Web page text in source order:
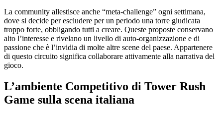
La community allestisce anche “meta-challenge” ogni settimana,
dove si decide per escludere per un periodo una torre giudicata
troppo forte, obbligando tutti a creare. Queste proposte conservano
alto l’interesse e rivelano un livello di auto-organizzazione e di
passione che è l’invidia di molte altre scene del paese. Appartenere
di questo circuito significa collaborare attivamente alla narrativa del
gioco.
L’ambiente Competitivo di Tower Rush
Game sulla scena italiana